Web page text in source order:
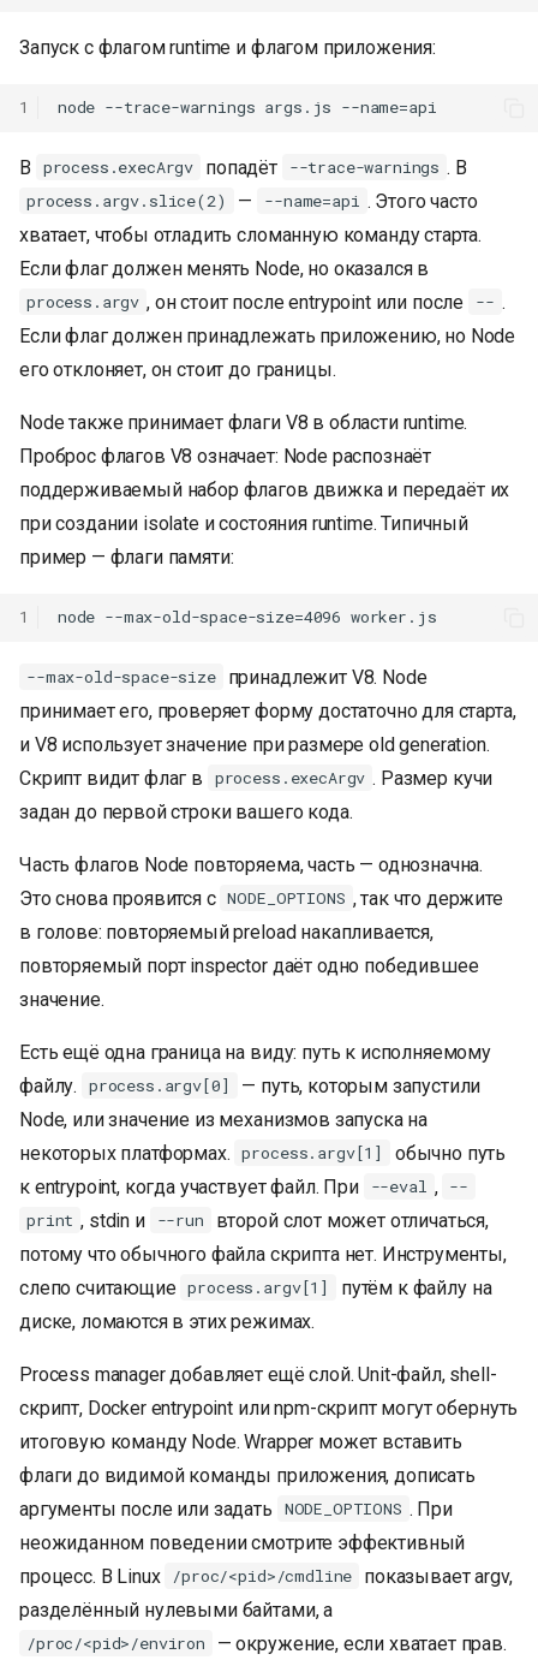
Запуск с флагом runtime и флагом приложения:
1
В process.execArgv попадёт --trace-warnings . В
process.argv.slice(2) — --name=api . Этого часто
хватает, чтобы отладить сломанную команду старта.
Если флаг должен менять Node, но оказался в
process.argv , он стоит после entrypoint или после -- .
Если флаг должен принадлежать приложению, но Node
его отклоняет, он стоит до границы.
Node также принимает флаги V8 в области runtime.
Проброс флагов V8 означает: Node распознаёт
поддерживаемый набор флагов движка и передаёт их
при создании isolate и состояния runtime. Типичный
пример — флаги памяти:
1
--max-old-space-size
принадлежит V8. Node
принимает его, проверяет форму достаточно для старта,
и V8 использует значение при размере old generation.
Скрипт видит флаг в
process.execArgv . Размер кучи
задан до первой строки вашего кода.
Часть флагов Node повторяема, часть — однозначна.
Это снова проявится с NODE_OPTIONS , так что держите
в голове: повторяемый preload накапливается,
повторяемый порт inspector даёт одно победившее
значение.
Есть ещё одна граница на виду: путь к исполняемому
файлу.
process.argv[0]
— путь, которым запустили
Node, или значение из механизмов запуска на
некоторых платформах. process.argv[1]
обычно путь
к entrypoint, когда участвует файл. При
--eval , --
print , stdin и --run
второй слот может отличаться,
потому что обычного файла скрипта нет. Инструменты,
слепо считающие process.argv[1]
путём к файлу на
диске, ломаются в этих режимах.
Process manager добавляет ещё слой. Unit-файл, shell-
скрипт, Docker entrypoint или npm-скрипт могут обернуть
итоговую команду Node. Wrapper может вставить
флаги до видимой команды приложения, дописать
аргументы после или задать
NODE_OPTIONS . При
неожиданном поведении смотрите эффективный
процесс. В Linux
/proc/<pid>/cmdline
показывает argv,
разделённый нулевыми байтами, а
/proc/<pid>/environ
— окружение, если хватает прав.